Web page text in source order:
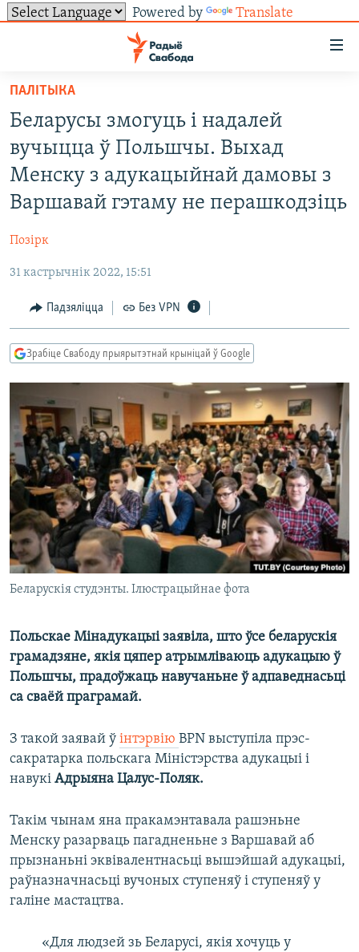
Powered by Translate
ўнівэрсальнага
доступу
Перайсьці
да
галоўнага
зьместу
Перайсьці
да
галоўнай
навігацыі
Перайсьці
пошуку
УСЕ НАВІНЫ
ЭКАНОМІКА
ВАЙНА
БЕЛАРУСЫ НА ВАЙНЕ
КУЛЬТУРА
ТОЛЬКІ НА СВАБОДЗЕ
ПАДКАСТЫ
КНІГІ
АЎДЫЁКНІГІ
МОВА
НА ХВАЛЯХ СВАБОДЫ
СУВЯЗЬ
АБЫСЬЦІ БЛЯКАВАНЬНЕ
ПАДПІСАЦЦА
ПАДКАСТЫ
FACEBOOK
TWITTER
САЧЫЦЕ ЗА АБНАЎЛЕНЬНЯМІ
Усе сайты РС/РСЭ
ПАЛІТЫКА
Беларусы змогуць і надалей
вучыцца ў Польшчы. Выхад
Менску з адукацыйнай дамовы з
Варшавай гэтаму не перашкодзіць
Позірк
31 кастрычнік 2022, 15:51
Падзяліцца Без VPN
Зрабіце Свабоду прыярытэтнай крыніцай ў Google
Беларускія студэнты. Ілюстрацыйнае фота
Польскае Мінадукацыі заявіла, што ўсе беларускія
грамадзяне, якія цяпер атрымліваюць адукацыю ў
Польшчы, прадоўжаць навучаньне ў адпаведнасьці
са сваёй праграмай.
З такой заявай ў інтэрвію BPN выступіла прэс-
сакратарка польскага Міністэрства адукацыі і
навукі Адрыяна Цалус-Поляк.
Такім чынам яна пракамэнтавала рашэньне
Менску разарваць пагадненьне з Варшавай аб
прызнаньні эквівалентнасьці вышэйшай адукацыі,
раўназначнасьці вучоных ступеняў і ступеняў у
галіне мастацтва.
«Для людзей зь Беларусі, якія хочуць у